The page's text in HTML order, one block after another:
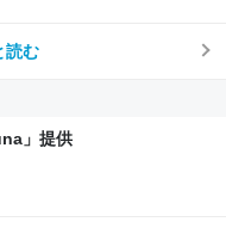
読む
」提供